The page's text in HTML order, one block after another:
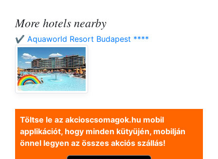
More hotels nearby
✔️ Aquaworld Resort Budapest ****
Töltse le az akcioscsomagok.hu mobil
applikációt, hogy minden kütyüjén, mobilján
önnel legyen az összes akciós szállás!